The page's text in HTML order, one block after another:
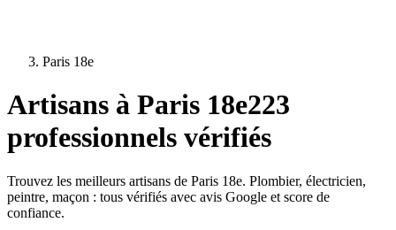
Paris 18e
Artisans à Paris 18e223
professionnels vérifiés
Trouvez les meilleurs artisans de Paris 18e. Plombier, électricien,
peintre, maçon : tous vérifiés avec avis Google et score de
confiance.